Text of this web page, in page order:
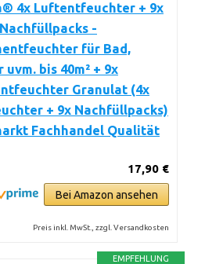
4x Luftentfeuchter + 9x
-
für Bad,
uvm. bis 40m² + 9x
Granulat (4x
+ 9x Nachfüllpacks)
Fachhandel Qualität
17,90 €
Bei Amazon ansehen
Preis inkl. MwSt., zzgl. Versandkosten
EMPFEHLUNG